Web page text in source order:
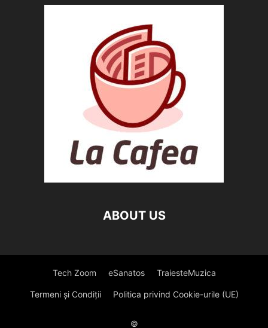
ABOUT US
Tech Zoom eSanatos TraiesteMuzica
Termeni și Condiții Politica privind Cookie-urile (UE)
©